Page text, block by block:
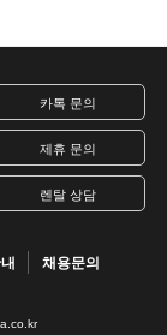
카톡 문의
제휴 문의
렌탈 상담
채용문의